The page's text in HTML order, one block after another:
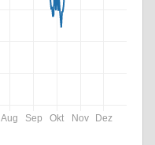
Aug Sep Okt Nov Dez